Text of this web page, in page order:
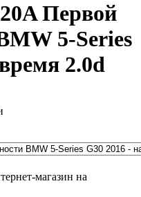
Первой
5-Series
2.0d
магазин на